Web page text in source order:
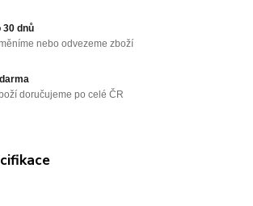
30 dnů
nebo odvezeme zboží
doručujeme po celé ČR